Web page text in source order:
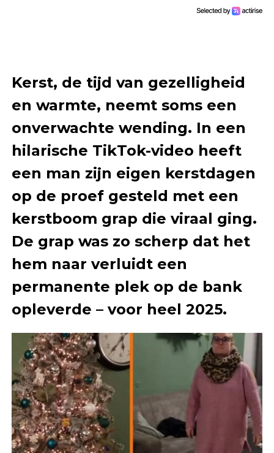
Kerst, de tijd van gezelligheid
en warmte, neemt soms een
onverwachte wending. In een
hilarische TikTok-video heeft
een man zijn eigen kerstdagen
op de proef gesteld met een
kerstboom grap die viraal ging.
De grap was zo scherp dat het
hem naar verluidt een
permanente plek op de bank
opleverde – voor heel 2025.